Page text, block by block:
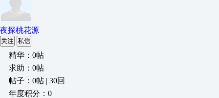
夜探桃花源
关注 私信
精华：0帖
求助：0帖
帖子：0帖 | 30回
年度积分：0